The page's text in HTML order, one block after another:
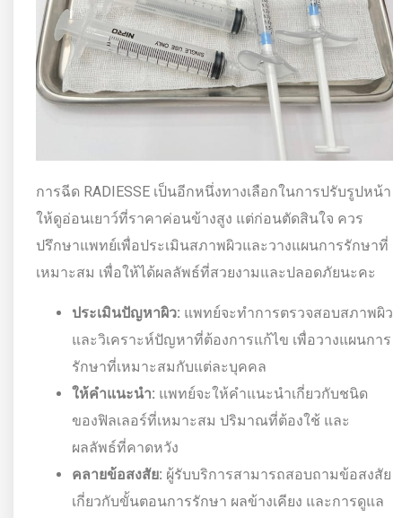
การฉีด RADIESSE เป็นอีกหนึ่งทางเลือกในการปรับรูปหน้า
ให้ดูอ่อนเยาว์ที่ราคาค่อนข้างสูง แต่ก่อนตัดสินใจ ควร
ปรึกษาแพทย์เพื่อประเมินสภาพผิวและวางแผนการรักษาที่
เหมาะสม เพื่อให้ได้ผลลัพธ์ที่สวยงามและปลอดภัยนะคะ
ประเมินปัญหาผิว: แพทย์จะทำการตรวจสอบสภาพผิว
และวิเคราะห์ปัญหาที่ต้องการแก้ไข เพื่อวางแผนการ
รักษาที่เหมาะสมกับแต่ละบุคคล
ให้คำแนะนำ: แพทย์จะให้คำแนะนำเกี่ยวกับชนิด
ของฟิลเลอร์ที่เหมาะสม ปริมาณที่ต้องใช้ และ
ผลลัพธ์ที่คาดหวัง
คลายข้อสงสัย: ผู้รับบริการสามารถสอบถามข้อสงสัย
เกี่ยวกับขั้นตอนการรักษา ผลข้างเคียง และการดูแล